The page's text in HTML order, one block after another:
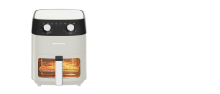
из нержавеющей
стали для домашнего
использования